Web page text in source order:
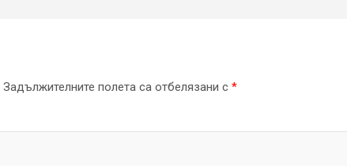
Задължителните полета са отбелязани с *